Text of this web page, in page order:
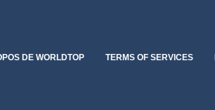
DE WORLDTOP TERMS OF SERVICES